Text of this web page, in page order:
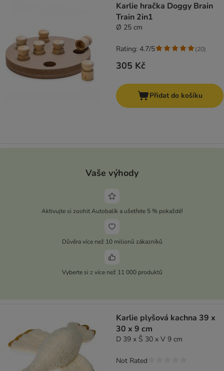
Karlie hračka Doggy Brain
Train 2in1
Ø 25 cm
305 Kč
Rating: 4.7/5 (20)
Přidat do košíku
Vaše výhody
Aktivujte si zoohit Autobalík a ušetřete 5 % pokaždé!
Důvěra více než 10 milionů zákazníků
Vyberte si z více než 11 000 produktů
Karlie plyšová kachna 39 x
30 x 9 cm
D 39 x Š 30 x V 9 cm
Not Rated